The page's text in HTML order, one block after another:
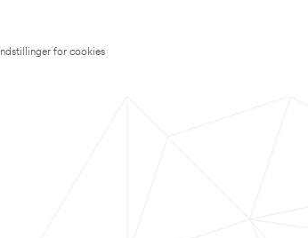
Indstillinger for cookies